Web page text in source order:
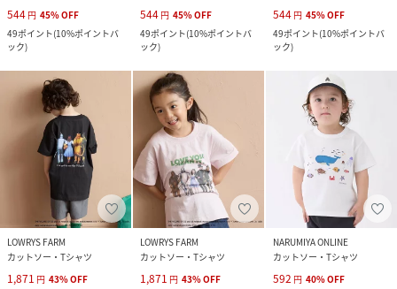
544 円 45%OFF
49ポイント(10%ポイントバ
ック)
544 円 45%OFF
49ポイント(10%ポイントバ
ック)
544 円 45%OFF
49ポイント(10%ポイントバ
ック)
LOWRYS FARM
カットソー・Tシャツ
1,871 円 43%OFF
LOWRYS FARM
カットソー・Tシャツ
1,871 円 43%OFF
NARUMIYA ONLINE
カットソー・Tシャツ
592 円 40%OFF